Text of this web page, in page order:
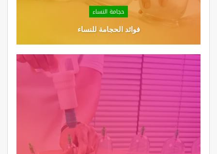
حجامة النساء
فوائد الحجامة للنساء